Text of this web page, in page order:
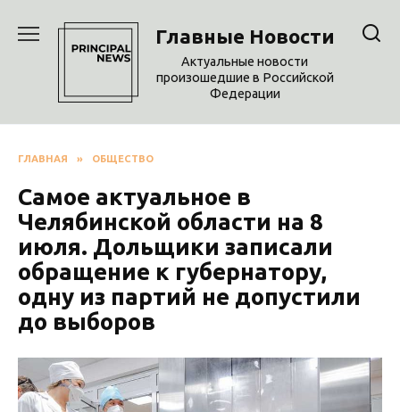
содержанию
Главные Новости
Актуальные новости
произошедшие в Российской
Федерации
ГЛАВНАЯ » ОБЩЕСТВО
Самое актуальное в
Челябинской области на 8
июля. Дольщики записали
обращение к губернатору,
одну из партий не допустили
до выборов